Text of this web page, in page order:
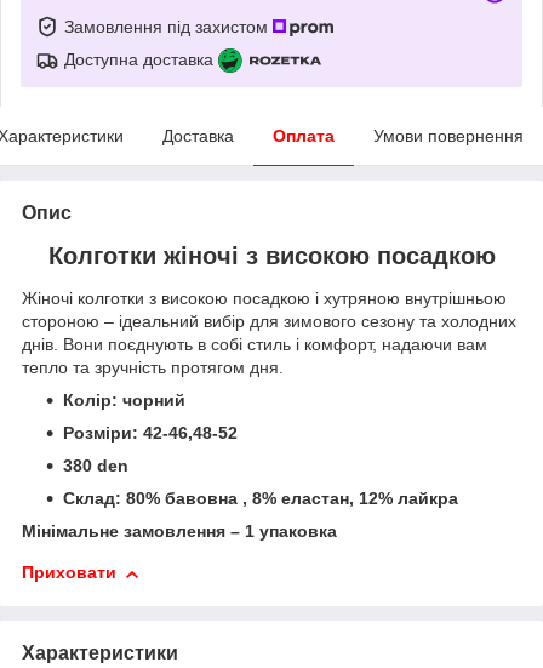
Замовлення під захистом
Доступна доставка
Доставка Оплата Умови повернення
Опис
Колготки жіночі з високою посадкою
Жіночі колготки з високою посадкою і хутряною внутрішньою
стороною – ідеальний вибір для зимового сезону та холодних
днів. Вони поєднують в собі стиль і комфорт, надаючи вам
тепло та зручність протягом дня.
Колір: чорний
Розміри: 42-46,48-52
380 den
Склад: 80% бавовна , 8% еластан, 12% лайкра
Мінімальне замовлення – 1 упаковка
Приховати
Характеристики